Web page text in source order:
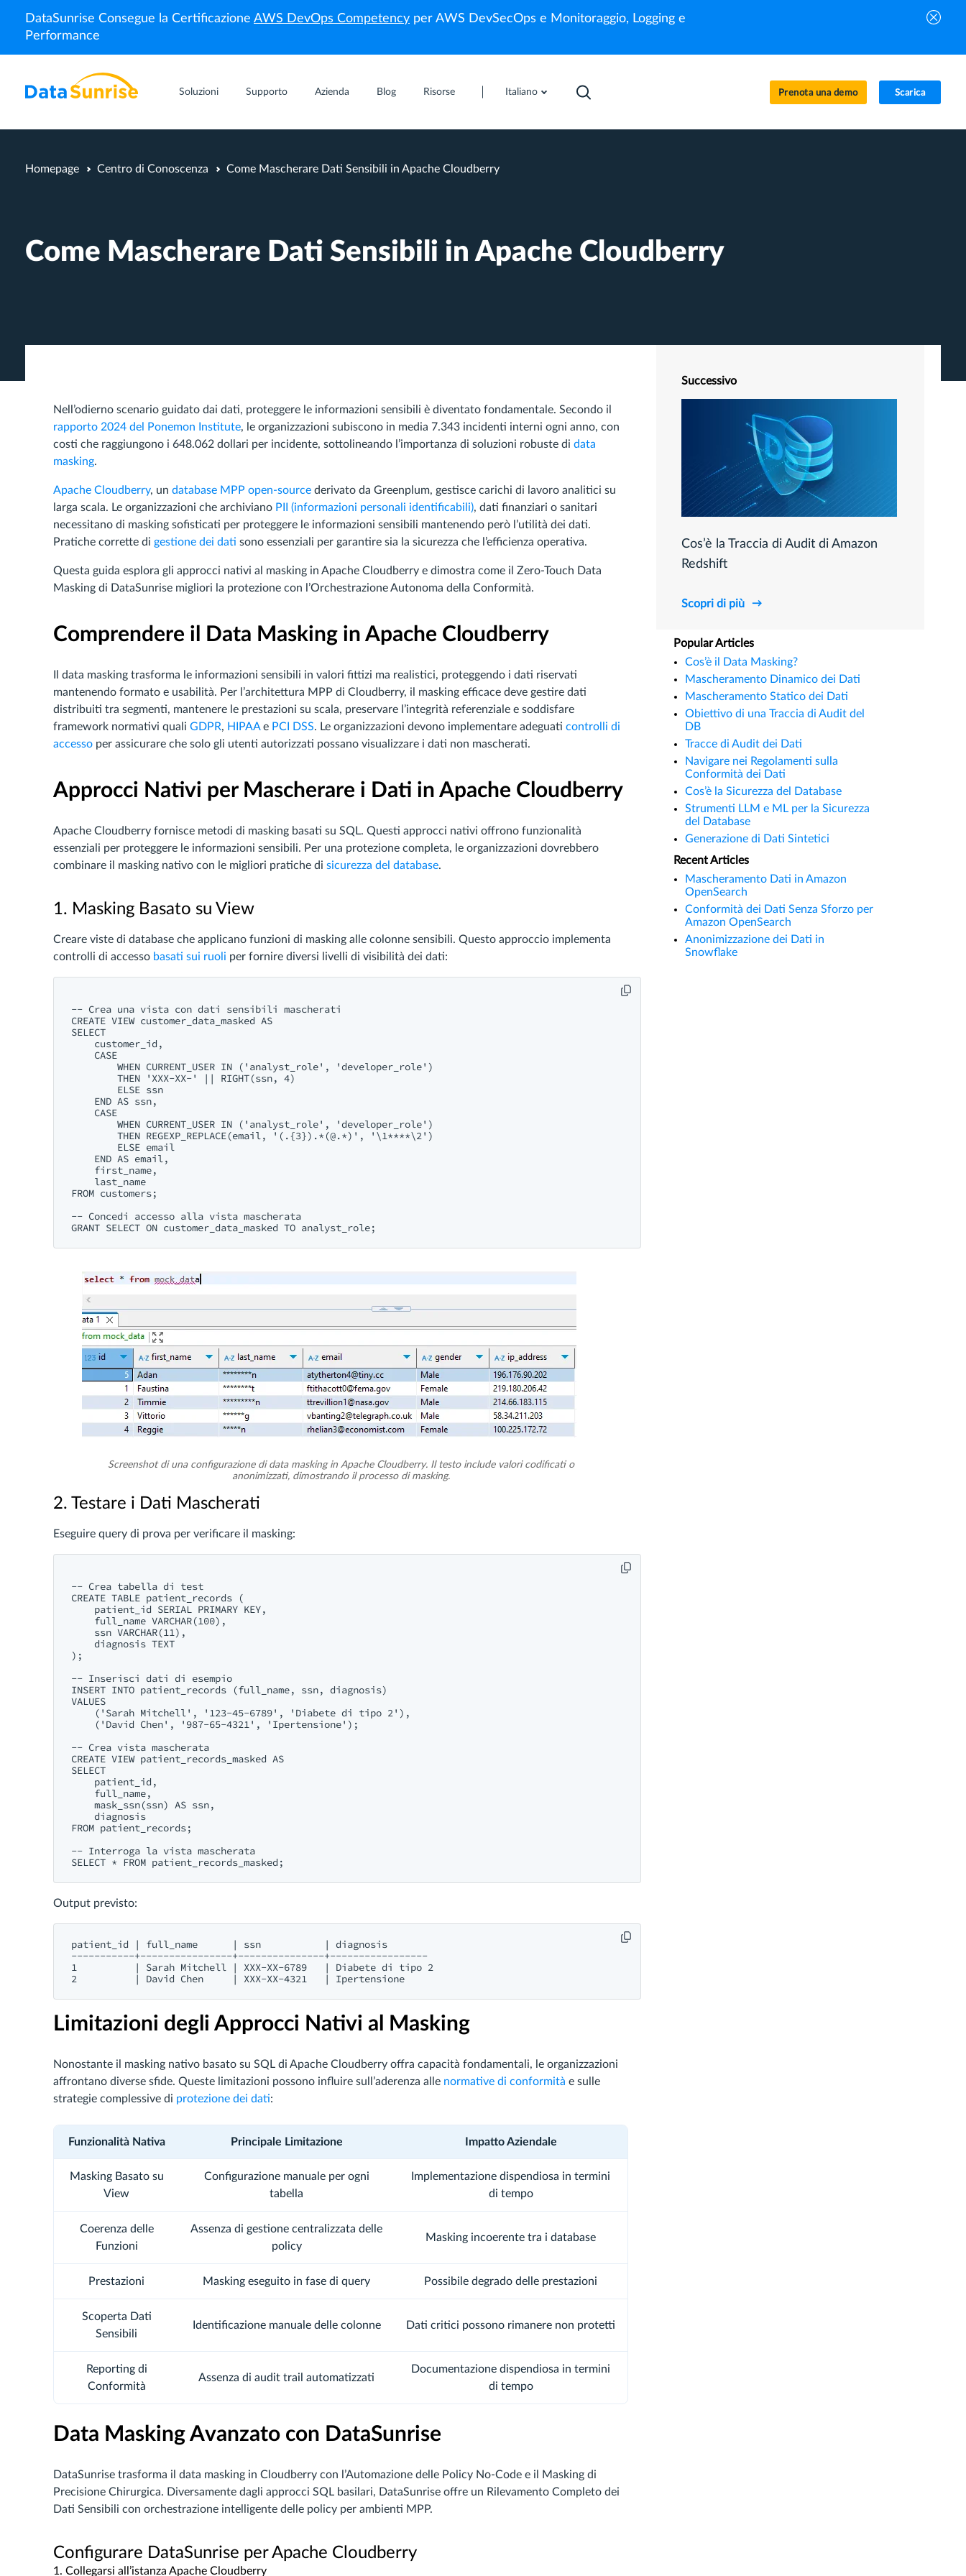
DataSunrise Consegue la Certificazione AWS DevOps Competency per AWS DevSecOps e Monitoraggio, Logging e
Performance
Soluzioni Supporto Azienda Blog Risorse Italiano Prenota una demo Scarica
Homepage Centro di Conoscenza Come Mascherare Dati Sensibili in Apache Cloudberry
Come Mascherare Dati Sensibili in Apache Cloudberry
Nell’odierno scenario guidato dai dati, proteggere le informazioni sensibili è diventato fondamentale. Secondo il
rapporto 2024 del Ponemon Institute, le organizzazioni subiscono in media 7.343 incidenti interni ogni anno, con
costi che raggiungono i 648.062 dollari per incidente, sottolineando l’importanza di soluzioni robuste di data
masking.
Apache Cloudberry, un database MPP open-source derivato da Greenplum, gestisce carichi di lavoro analitici su
larga scala. Le organizzazioni che archiviano PII (informazioni personali identificabili), dati finanziari o sanitari
necessitano di masking sofisticati per proteggere le informazioni sensibili mantenendo però l’utilità dei dati.
Pratiche corrette di gestione dei dati sono essenziali per garantire sia la sicurezza che l’efficienza operativa.
Questa guida esplora gli approcci nativi al masking in Apache Cloudberry e dimostra come il Zero-Touch Data
Masking di DataSunrise migliori la protezione con l’Orchestrazione Autonoma della Conformità.
Comprendere il Data Masking in Apache Cloudberry
Il data masking trasforma le informazioni sensibili in valori fittizi ma realistici, proteggendo i dati riservati
mantenendo formato e usabilità. Per l’architettura MPP di Cloudberry, il masking efficace deve gestire dati
distribuiti tra segmenti, mantenere le prestazioni su scala, preservare l’integrità referenziale e soddisfare
framework normativi quali GDPR, HIPAAe PCI DSS. Le organizzazioni devono implementare adeguati controlli di
accesso per assicurare che solo gli utenti autorizzati possano visualizzare i dati non mascherati.
Approcci Nativi per Mascherare i Dati in Apache Cloudberry
Apache Cloudberry fornisce metodi di masking basati su SQL. Questi approcci nativi offrono funzionalità
essenziali per proteggere le informazioni sensibili. Per una protezione completa, le organizzazioni dovrebbero
combinare il masking nativo con le migliori pratiche di sicurezza del database.
1. Masking Basato su View
Creare viste di database che applicano funzioni di masking alle colonne sensibili. Questo approccio implementa
controlli di accesso basati sui ruoli per fornire diversi livelli di visibilità dei dati:
-- Crea una vista con dati sensibili mascherati
CREATE VIEW customer_data_masked AS
SELECT
    customer_id,
    CASE
        WHEN CURRENT_USER IN ('analyst_role', 'developer_role')
        THEN 'XXX-XX-' || RIGHT(ssn, 4)
        ELSE ssn
    END AS ssn,
    CASE
        WHEN CURRENT_USER IN ('analyst_role', 'developer_role')
        THEN REGEXP_REPLACE(email, '(.{3}).*(@.*)', '\1****\2')
        ELSE email
    END AS email,
    first_name,
    last_name
FROM customers;
-- Concedi accesso alla vista mascherata
Screenshot di una configurazione di data masking in Apache Cloudberry. Il testo include valori codificati o
anonimizzati, dimostrando il processo di masking.
2. Testare i Dati Mascherati
Eseguire query di prova per verificare il masking:
-- Crea tabella di test
CREATE TABLE patient_records (
    patient_id SERIAL PRIMARY KEY,
    full_name VARCHAR(100),
    ssn VARCHAR(11),
    diagnosis TEXT
);
-- Inserisci dati di esempio
INSERT INTO patient_records (full_name, ssn, diagnosis)
VALUES
    ('Sarah Mitchell', '123-45-6789', 'Diabete di tipo 2'),
    ('David Chen', '987-65-4321', 'Ipertensione');
-- Crea vista mascherata
CREATE VIEW patient_records_masked AS
SELECT
    patient_id,
    full_name,
    mask_ssn(ssn) AS ssn,
    diagnosis
FROM patient_records;
-- Interroga la vista mascherata
Output previsto:
patient_id | full_name      | ssn           | diagnosis
-----------+----------------+---------------+-----------------
1          | Sarah Mitchell | XXX-XX-6789   | Diabete di tipo 2
Limitazioni degli Approcci Nativi al Masking
Nonostante il masking nativo basato su SQL di Apache Cloudberry offra capacità fondamentali, le organizzazioni
affrontano diverse sfide. Queste limitazioni possono influire sull’aderenza alle normative di conformità e sulle
strategie complessive di protezione dei dati:
Funzionalità Nativa Principale Limitazione Impatto Aziendale
Masking Basato su
View
Configurazione manuale per ogni
tabella
Implementazione dispendiosa in termini
di tempo
Coerenza delle
Funzioni
Assenza di gestione centralizzata delle
policy
Masking incoerente tra i database
Prestazioni Masking eseguito in fase di query Possibile degrado delle prestazioni
Scoperta Dati
Sensibili
Identificazione manuale delle colonne Dati critici possono rimanere non protetti
Reporting di
Conformità
Assenza di audit trail automatizzati
Documentazione dispendiosa in termini
di tempo
Data Masking Avanzato con DataSunrise
DataSunrise trasforma il data masking in Cloudberry con l’Automazione delle Policy No-Code e il Masking di
Precisione Chirurgica. Diversamente dagli approcci SQL basilari, DataSunrise offre un Rilevamento Completo dei
Dati Sensibili con orchestrazione intelligente delle policy per ambienti MPP.
Configurare DataSunrise per Apache Cloudberry
1. Collegarsi all’istanza Apache Cloudberry
Successivo
Cos’è la Traccia di Audit di Amazon
Redshift
Scopri di più
Popular Articles
Cos’è il Data Masking?
Mascheramento Dinamico dei Dati
Mascheramento Statico dei Dati
Obiettivo di una Traccia di Audit del
DB
Tracce di Audit dei Dati
Navigare nei Regolamenti sulla
Conformità dei Dati
Cos’è la Sicurezza del Database
Strumenti LLM e ML per la Sicurezza
del Database
Generazione di Dati Sintetici
Recent Articles
Mascheramento Dati in Amazon
OpenSearch
Conformità dei Dati Senza Sforzo per
Amazon OpenSearch
Anonimizzazione dei Dati in
Snowflake